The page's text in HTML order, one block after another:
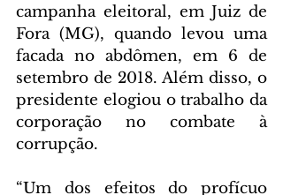
campanha eleitoral, em Juiz de
Fora (MG), quando levou uma
facada no abdômen, em 6 de
setembro de 2018. Além disso, o
presidente elogiou o trabalho da
corporação no combate à
corrupção.
“Um dos efeitos do profícuo